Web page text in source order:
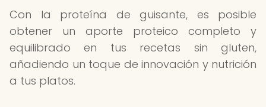
Con la proteína de guisante, es posible
obtener un aporte proteico completo y
equilibrado en tus recetas sin gluten,
añadiendo un toque de innovación y nutrición
a tus platos.